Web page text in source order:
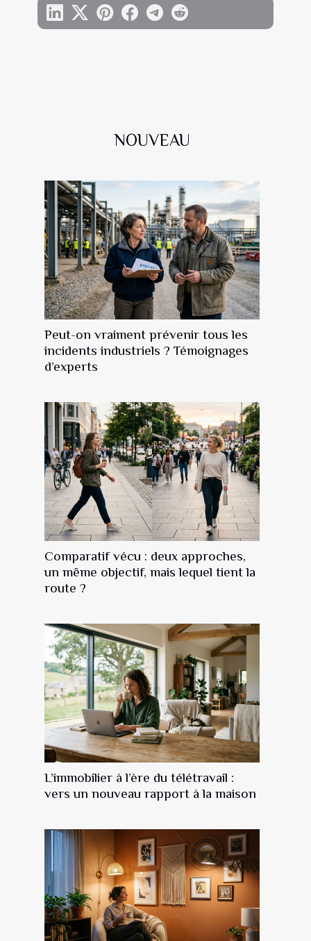
NOUVEAU
Peut-on vraiment prévenir tous les
incidents industriels ? Témoignages
d’experts
Comparatif vécu : deux approches,
un même objectif, mais lequel tient la
route ?
L’immobilier à l’ère du télétravail :
vers un nouveau rapport à la maison